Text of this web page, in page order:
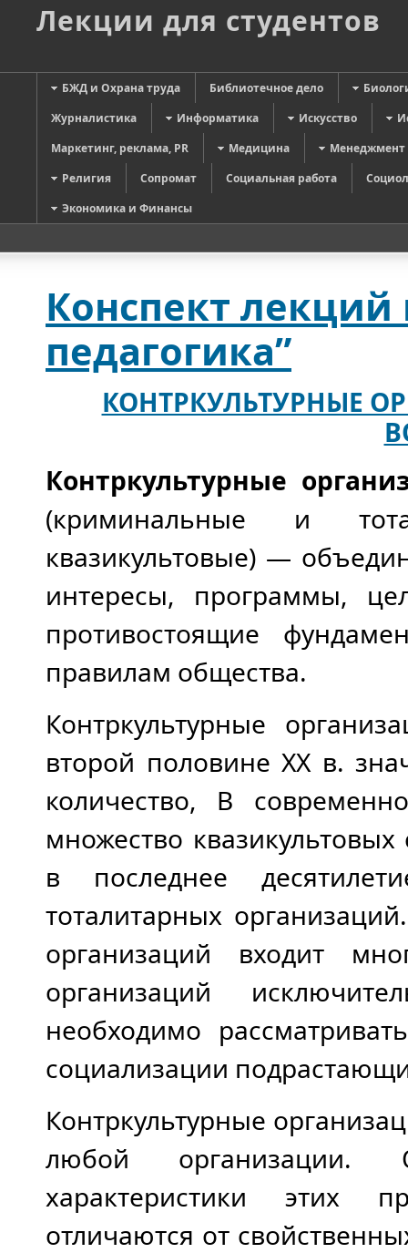
Лекции для студентов
БЖД и Охрана труда Библиотечное дело
Журналистика
Информатика Искусство
Маркетинг, реклама, PR
Медицина
Менеджмент
Религия
Сопромат Социальная работа
Экономика и Финансы
Конспект лекций
педагогика”
КОНТРКУЛЬТУРНЫЕ
Контркультурные
(криминальные и
квазикультовые) —
интересы, программы,
противостоящие
правилам общества.
Контркультурные
второй половине XX в.
количество, В
множество
в последнее
тоталитарных
организаций входит
организаций
необходимо
социализации
Контркультурные
любой организации.
характеристики этих
отличаются от